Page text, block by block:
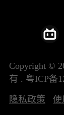
Copyright ©
有 . 粤ICP备
隐私政策 使